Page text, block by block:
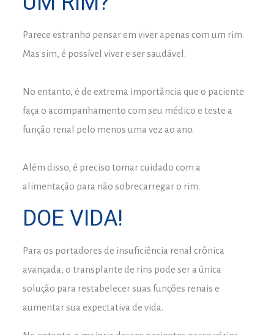
Parece estranho pensar em viver apenas com um rim.
Mas sim, é possível viver e ser saudável.
No entanto, é de extrema importância que o paciente
faça o acompanhamento com seu médico e teste a
função renal pelo menos uma vez ao ano.
Além disso, é preciso tomar cuidado com a
alimentação para não sobrecarregar o rim.
DOE VIDA!
Para os portadores de insuficiência renal crônica
avançada, o transplante de rins pode ser a única
solução para restabelecer suas funções renais e
aumentar sua expectativa de vida.